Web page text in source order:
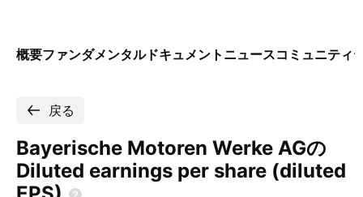
概要ファンダメンタルドキュメント ニュースコミュニティ
戻る
Bayerische Motoren Werke AGの
Diluted earnings per share (diluted